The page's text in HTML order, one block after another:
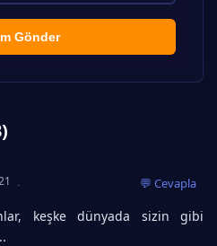
Gönder
💬 Cevapla
keşke dünyada sizin gibi